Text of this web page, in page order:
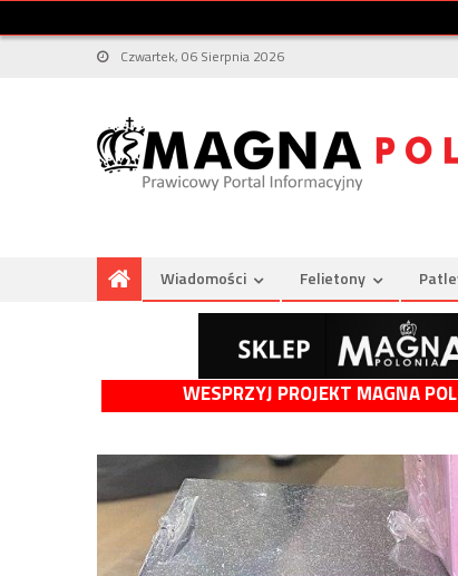
Czwartek, 06 Sierpnia 2026
Wiadomości Felietony
WESPRZYJ PROJEKT MAGNA